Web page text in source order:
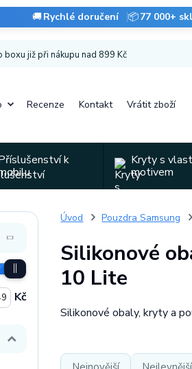
🚚Rychlé doručení 📦77 000+
boxu již při nákupu nad 899 Kč
Recenze Kontakt Vrátit zboží
k
Kryty s
motivem
Kč
Úvod Pouzdra Samsung
Silikonové
10 Lite
Silikonové obaly, kryty a